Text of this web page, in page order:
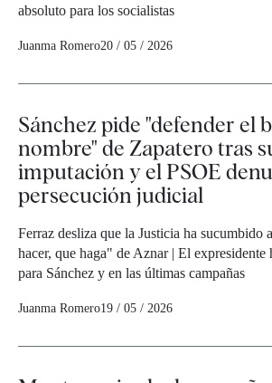
absoluto para los socialistas
Juanma Romero20 / 05 / 2026
Sánchez pide "defender el
nombre" de Zapatero tras
imputación y el PSOE
persecución judicial
Ferraz desliza que la Justicia ha sucumbido
hacer, que haga" de Aznar | El expresidente
para Sánchez y en las últimas campañas
Juanma Romero19 / 05 / 2026